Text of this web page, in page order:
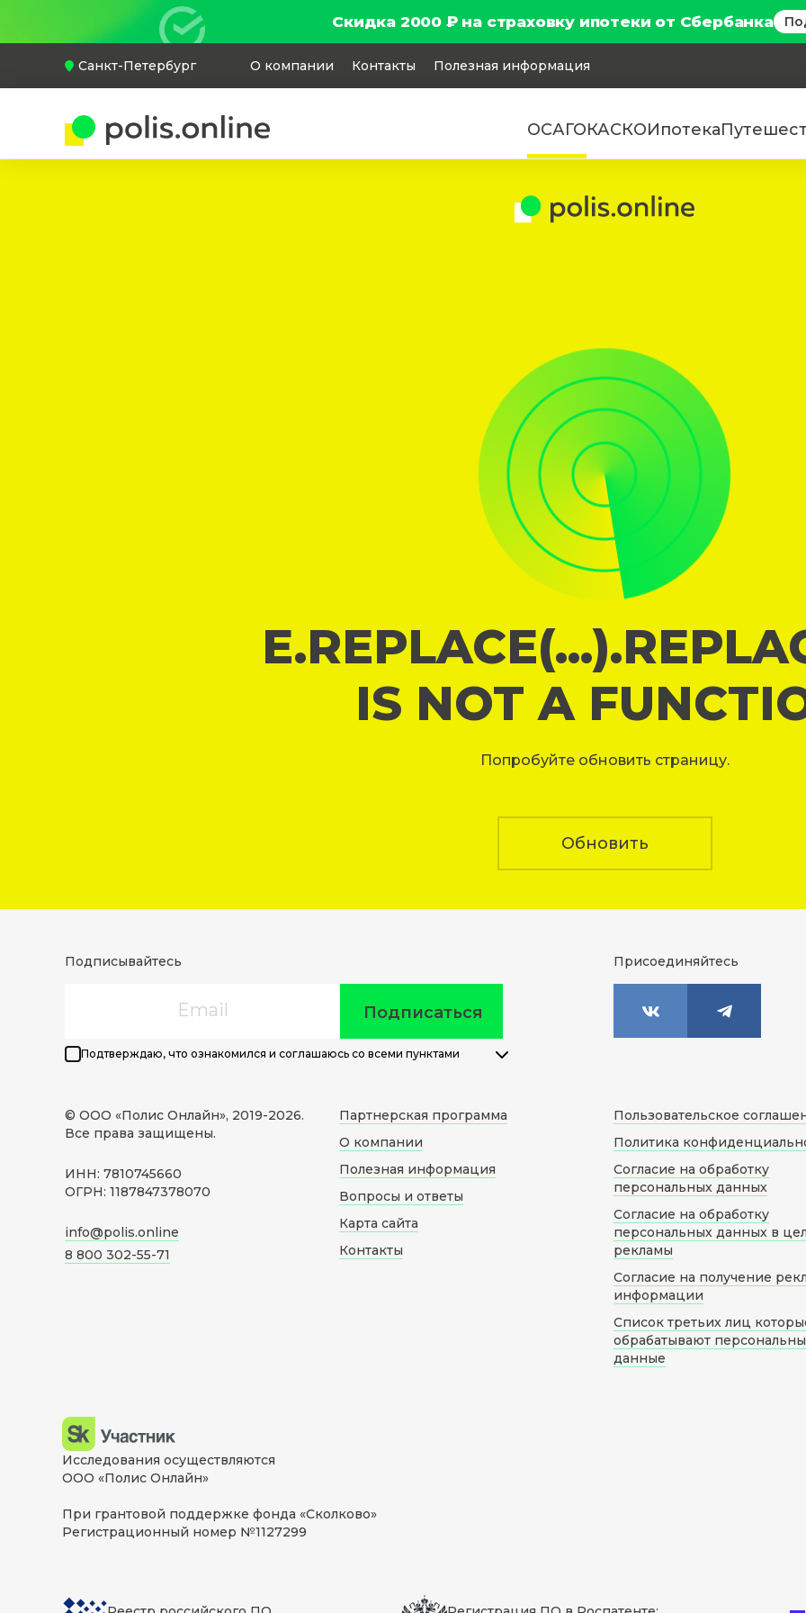
Скидка 2000 ₽ на страховку ипотеки от Сбербанка
Санкт-Петербург О компании Контакты Полезная информация
ОСАГОКАСКОИпотека
IS NOT A
Попробуйте обновить страницу.
Обновить
Подписывайтесь
Подписаться
Подтверждаю, что ознакомился и соглашаюсь со всеми пунктами
Присоединяйтесь
© ООО «Полис Онлайн», 2019-2026.
Все права защищены.
ИНН: 7810745660
ОГРН: 1187847378070
info@polis.online
8 800 302-55-71
Партнерская программа
О компании
Полезная информация
Вопросы и ответы
Карта сайта
Контакты
Пользовательское
Политика
Согласие на обработку
персональных данных
Согласие на обработку
персональных данных в
рекламы
Согласие на получение
информации
Список третьих лиц
обрабатывают
данные
Исследования осуществляются
ООО «Полис Онлайн»
При грантовой поддержке фонда «Сколково»
Регистрационный номер №1127299